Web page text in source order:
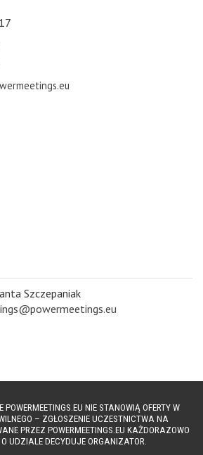
Szczepaniak
NIE STANOWIĄ OFERTY W
– ZGŁOSZENIE UCZESTNICTWA NA
PRZEZ POWERMEETINGS.EU KAŻDORAZOWO
UDZIALE DECYDUJE ORGANIZATOR.